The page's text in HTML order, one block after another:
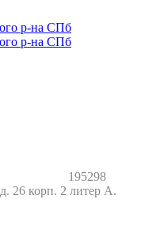
195298
26 корп. 2 литер А.